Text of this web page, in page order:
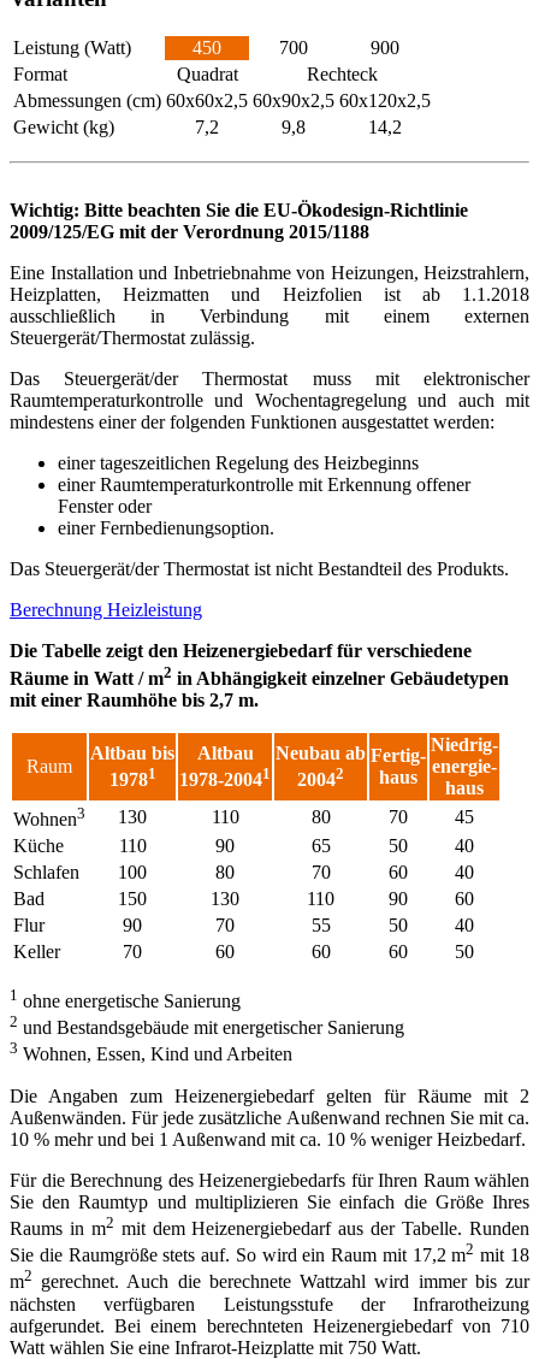
Leistung (Watt) 450 700
900
Format
Quadrat
Rechteck
Abmessungen (cm) 60x60x2,5 60x90x2,5 60x120x2,5
Gewicht (kg)
7,2 9,8 14,2
Wichtig: Bitte beachten Sie die EU-Ökodesign-Richtlinie
2009/125/EG mit der Verordnung 2015/1188
Eine Installation und Inbetriebnahme von Heizungen, Heizstrahlern,
Heizplatten, Heizmatten und Heizfolien ist ab 1.1.2018
ausschließlich in Verbindung mit einem externen
Steuergerät/Thermostat zulässig.
Das Steuergerät/der Thermostat muss mit elektronischer
Raumtemperaturkontrolle und Wochentagregelung und auch mit
mindestens einer der folgenden Funktionen ausgestattet werden:
einer tageszeitlichen Regelung des Heizbeginns
einer Raumtemperaturkontrolle mit Erkennung offener
Fenster oder
einer Fernbedienungsoption.
Das Steuergerät/der Thermostat ist nicht Bestandteil des Produkts.
Berechnung Heizleistung
Die Tabelle zeigt den Heizenergiebedarf für verschiedene
Räume in Watt / m2 in Abhängigkeit einzelner Gebäudetypen
mit einer Raumhöhe bis 2,7 m.
Raum
Altbau bis
19781
Altbau
1978-20041
Neubau ab
20042
Fertig-
haus
Niedrig-
energie-
haus
Wohnen3 130 110 80 70
45
Küche
110 90 65 50
40
Schlafen
100 80 70 60
40
Bad
150 130 110 90
60
Flur
90 70 55 50
40
Keller
70 60 60 60 50
1 ohne energetische Sanierung
2 und Bestandsgebäude mit energetischer Sanierung
3 Wohnen, Essen, Kind und Arbeiten
Die Angaben zum Heizenergiebedarf gelten für Räume mit 2
Außenwänden. Für jede zusätzliche Außenwand rechnen Sie mit ca.
10 % mehr und bei 1 Außenwand mit ca. 10 % weniger Heizbedarf.
Für die Berechnung des Heizenergiebedarfs für Ihren Raum wählen
Sie den Raumtyp und multiplizieren Sie einfach die Größe Ihres
Raums in m2 mit dem Heizenergiebedarf aus der Tabelle. Runden
Sie die Raumgröße stets auf. So wird ein Raum mit 17,2 m2 mit 18
m2 gerechnet. Auch die berechnete Wattzahl wird immer bis zur
nächsten verfügbaren Leistungsstufe der Infrarotheizung
aufgerundet. Bei einem berechnteten Heizenergiebedarf von 710
Watt wählen Sie eine Infrarot-Heizplatte mit 750 Watt.